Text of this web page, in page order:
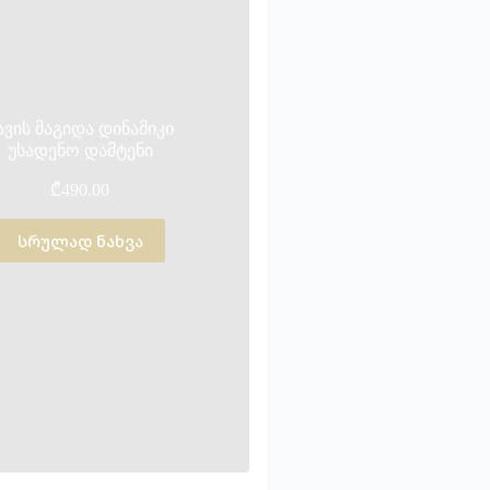
მაგიდა დინამიკი
უსადენო დამტენი
₾490.00
სრულად ნახვა